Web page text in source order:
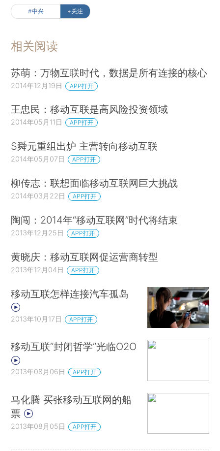
#中兴 +关注
相关阅读
苏萌：万物互联时代，数据是所有连接的核心
2014年12月19日 APP打开
王忠民：移动互联是高风险投资领域
2014年05月11日 APP打开
S舜元重组出炉 主营转向移动互联
2014年05月07日 APP打开
柳传志：联想面临移动互联网巨大挑战
2014年03月22日 APP打开
陶闯：2014年“移动互联网”时代将结束
2013年12月25日 APP打开
黄晓庆：移动互联网促运营商转型
2013年12月04日 APP打开
移动互联怎样连接汽车孤岛
2013年10月17日 APP打开
移动互联“封闭哲学”光临O2O
2013年08月06日 APP打开
马化腾 买张移动互联网的船
票
2013年08月05日 APP打开